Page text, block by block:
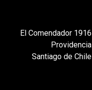
El Comendador 1916
Providencia
Santiago de Chile